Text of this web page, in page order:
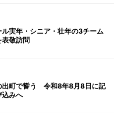
実年・シニア・壮年の3チーム
敬訪問
出町で誓う 令和8年8月8日に記
込みへ